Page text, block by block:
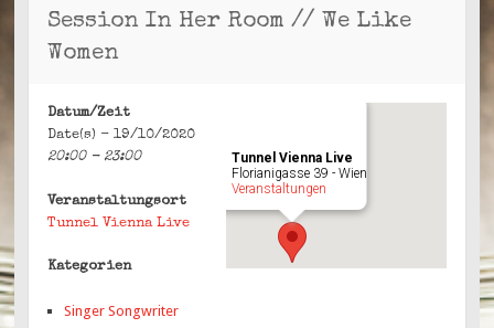
SPRINGEN
Session In Her Room // We Like
Women
Tunnel Vienna Live
Florianigasse 39 - Wien
Veranstaltungen
Datum/Zeit
Date(s) - 19/10/2020
20:00 - 23:00
Veranstaltungsort
Tunnel Vienna Live
Kategorien
Singer Songwriter